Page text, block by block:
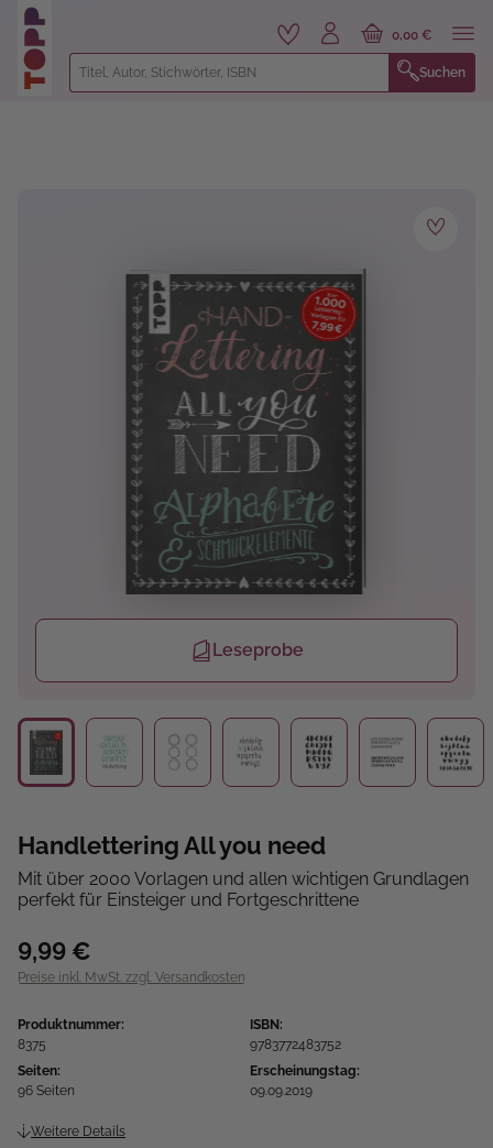
springen
Suchen
0,00 €
Leseprobe
Handlettering All you need
Mit über 2000 Vorlagen und allen wichtigen Grundlagen
perfekt für Einsteiger und Fortgeschrittene
9,99 €
Preise inkl. MwSt. zzgl. Versandkosten
Produktnummer:
8375
ISBN:
9783772483752
Seiten:
96 Seiten
Erscheinungstag:
09.09.2019
Weitere Details